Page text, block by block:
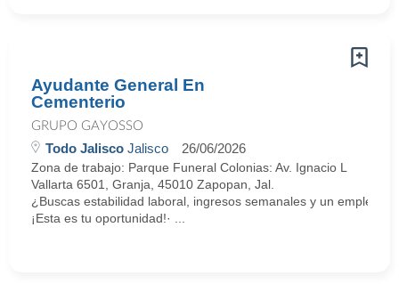
Ayudante General En
Cementerio
GRUPO GAYOSSO
Todo Jalisco Jalisco 26/06/2026
Zona de trabajo: Parque Funeral Colonias: Av. Ignacio L
Vallarta 6501, Granja, 45010 Zapopan, Jal.
¿Buscas estabilidad laboral, ingresos semanales y un empleo
¡Esta es tu oportunidad!· ...